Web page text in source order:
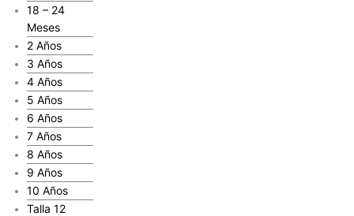
18 – 24
Meses
2 Años
3 Años
4 Años
5 Años
6 Años
7 Años
8 Años
9 Años
10 Años
Talla 12